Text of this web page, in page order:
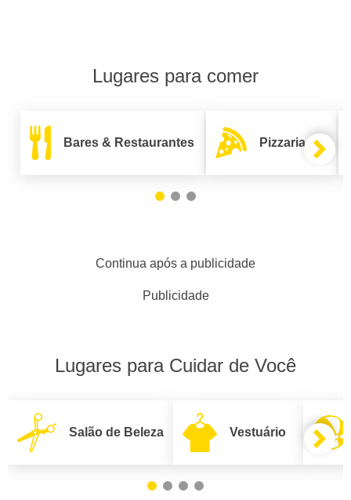
Lugares para comer
Bares & Restaurantes Pizzarias
Continua após a publicidade
Publicidade
Lugares para Cuidar de Você
Salão de Beleza Vestuário